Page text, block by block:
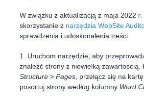
W związku z aktualizacją z maja 2022
skorzystanie z narzędzia WebSite
sprawdzenia i udoskonalenia treści.
1. Uruchom narzędzie, aby
znaleźć strony z niewielką zawartością.
Structure > Pages , przełącz się na kartę
posortuj strony według kolumny Word